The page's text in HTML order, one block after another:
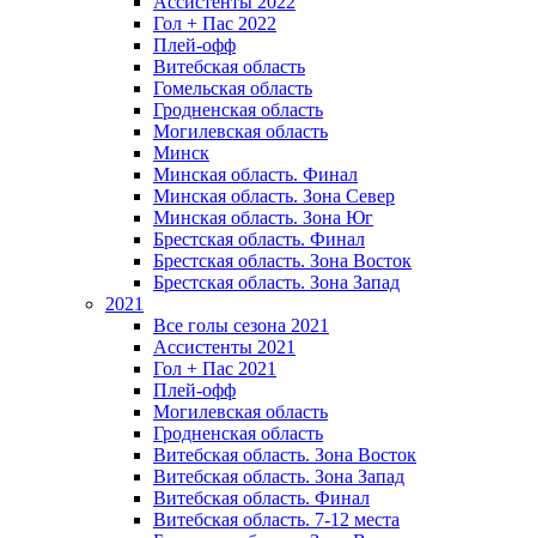
Гол + Пас 2022
Плей-офф
Витебская область
Гомельская область
Гродненская область
Могилевская область
Минск
Mинская область. Финал
Минская область. Зона Север
Минская область. Зона Юг
Брестская область. Финал
Брестская область. Зона Восток
Брестская область. Зона Запад
2021
Все голы сезона 2021
Ассистенты 2021
Гол + Пас 2021
Плей-офф
Могилевская область
Гродненская область
Витебская область. Зона Восток
Витебская область. Зона Запад
Витебская область. Финал
Витебская область. 7-12 места